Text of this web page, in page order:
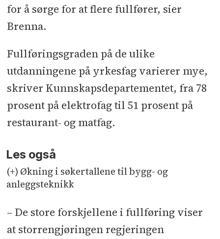
for å sørge for at flere fullfører, sier
Brenna.
Fullføringsgraden på de ulike
utdanningene på yrkesfag varierer mye,
skriver Kunnskapsdepartementet, fra 78
prosent på elektrofag til 51 prosent på
restaurant- og matfag.
Les også
(+) Økning i søkertallene til bygg- og
anleggsteknikk
– De store forskjellene i fullføring viser
at storrengjøringen regjeringen